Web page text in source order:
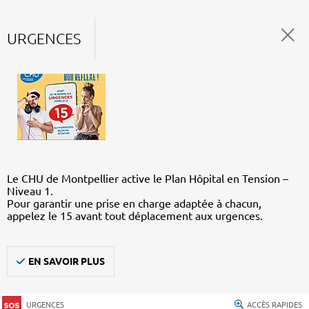
URGENCES
Le CHU de Montpellier active le Plan Hôpital en Tension –
Niveau 1.
Pour garantir une prise en charge adaptée à chacun,
appelez le 15 avant tout déplacement aux urgences.
EN SAVOIR PLUS
URGENCES ACCÈS RAPIDES